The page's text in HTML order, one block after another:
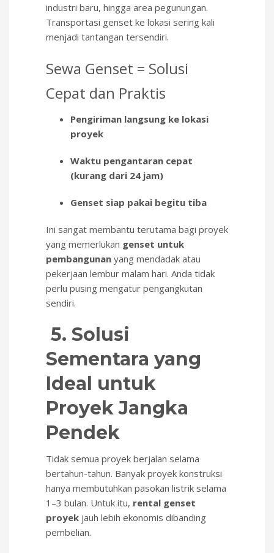
industri baru, hingga area pegunungan.
Transportasi genset ke lokasi sering kali
menjadi tantangan tersendiri.
Sewa Genset = Solusi
Cepat dan Praktis
Pengiriman langsung ke lokasi
proyek
Waktu pengantaran cepat
(kurang dari 24 jam)
Genset siap pakai begitu tiba
Ini sangat membantu terutama bagi proyek
yang memerlukan genset untuk
pembangunan yang mendadak atau
pekerjaan lembur malam hari. Anda tidak
perlu pusing mengatur pengangkutan
sendiri.
5. Solusi
Sementara yang
Ideal untuk
Proyek Jangka
Pendek
Tidak semua proyek berjalan selama
bertahun-tahun. Banyak proyek konstruksi
hanya membutuhkan pasokan listrik selama
1–3 bulan. Untuk itu, rental genset
proyek jauh lebih ekonomis dibanding
pembelian.